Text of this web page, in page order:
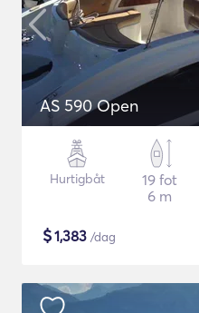
AS 590 Open
Hurtigbåt
19 fot
6 m
$1,383 /dag